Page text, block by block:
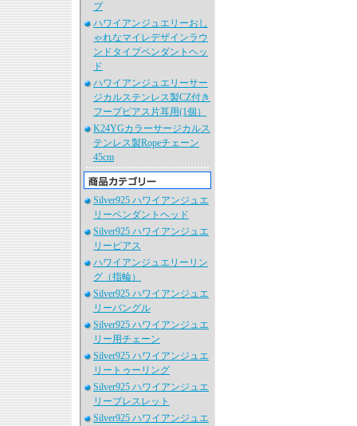
プ
ハワイアンジュエリーおし
ゃれなマイレデザインラウ
ンドタイプペンダントヘッ
ド
ハワイアンジュエリーサー
ジカルステンレス製CZ付き
フープピアス片耳用(1個）
K24YGカラーサージカルス
テンレス製Ropeチェーン
45cm
Silver925 ハワイアンジュエ
リーペンダントヘッド
Silver925 ハワイアンジュエ
リーピアス
ハワイアンジュエリーリン
グ（指輪）
Silver925 ハワイアンジュエ
リーバングル
Silver925 ハワイアンジュエ
リー用チェーン
Silver925 ハワイアンジュエ
リートゥーリング
Silver925 ハワイアンジュエ
リーブレスレット
Silver925 ハワイアンジュエ